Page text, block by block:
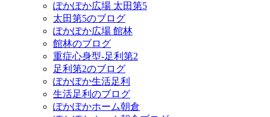
ぽかぽか広場 太田第5
太田第5のブログ
ぽかぽか広場 館林
館林のブログ
重症心身型-足利第2
足利第2のブログ
ぽかぽか生活足利
生活足利のブログ
ぽかぽかホーム朝倉